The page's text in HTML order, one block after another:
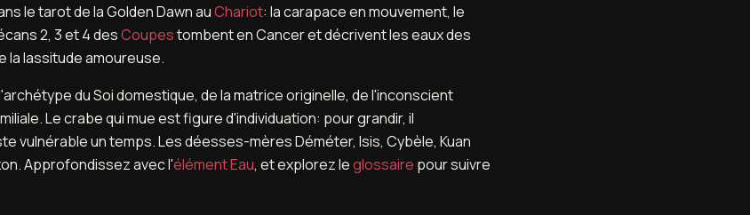
le tarot de la Golden Dawn auChariot: la carapace en mouvement, le
2, 3 et 4 desCoupestombent en Cancer et décrivent les eaux des
la lassitude amoureuse.
du Soi domestique, de la matrice originelle, de l'inconscient
Le crabe qui mue est figure d'individuation: pour grandir, il
vulnérable un temps. Les déesses-mères Déméter, Isis, Cybèle, Kuan
Approfondissez avec l'élément Eau, et explorez leglossaire pour suivre